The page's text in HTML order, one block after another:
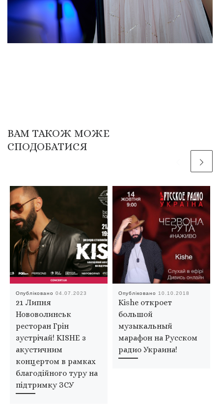
ВАМ ТАКОЖ МОЖЕ
СПОДОБАТИСЯ
Опубліковано 04.07.2023
21 Липня
Нововолинськ
ресторан Грін
зустрічай! KISHE з
акустичним
концертом в рамках
благодійного туру на
підтримку ЗСУ
Опубліковано 10.10.2018
Kishe откроет
большой
музыкальный
марафон на Русском
радио Украина!